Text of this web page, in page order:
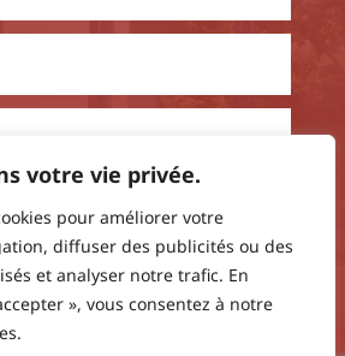
votre vie privée.
pour améliorer votre
diffuser des publicités ou des
et analyser notre trafic. En
», vous consentez à notre
la politique de confidentialité